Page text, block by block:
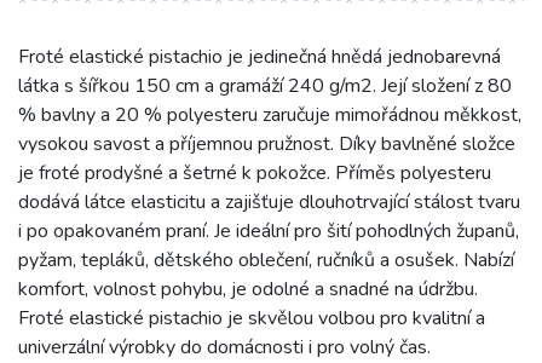
Froté elastické pistachio je jedinečná hnědá jednobarevná
látka s šířkou 150 cm a gramáží 240 g/m2. Její složení z 80
% bavlny a 20 % polyesteru zaručuje mimořádnou měkkost,
vysokou savost a příjemnou pružnost. Díky bavlněné složce
je froté prodyšné a šetrné k pokožce. Příměs polyesteru
dodává látce elasticitu a zajišťuje dlouhotrvající stálost tvaru
i po opakovaném praní. Je ideální pro šití pohodlných županů,
pyžam, tepláků, dětského oblečení, ručníků a osušek. Nabízí
komfort, volnost pohybu, je odolné a snadné na údržbu.
Froté elastické pistachio je skvělou volbou pro kvalitní a
univerzální výrobky do domácnosti i pro volný čas.